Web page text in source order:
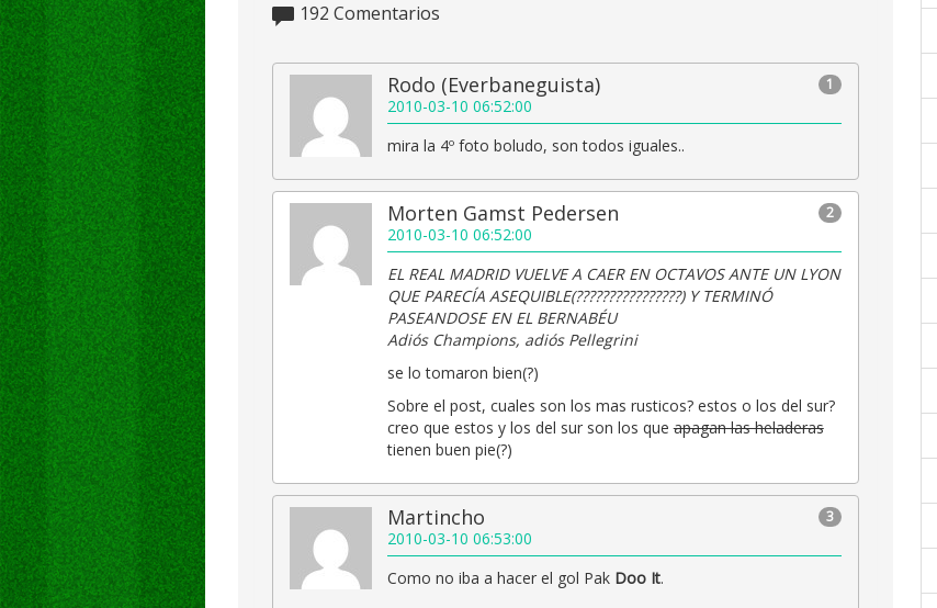
192 Comentarios
1
Rodo (Everbaneguista)
2010-03-10 06:52:00
mira la 4º foto boludo, son todos iguales..
2
Morten Gamst Pedersen
2010-03-10 06:52:00
EL REAL MADRID VUELVE A CAER EN OCTAVOS ANTE UN LYON
QUE PARECÍA ASEQUIBLE(????????????????) Y TERMINÓ
PASEANDOSE EN EL BERNABÉU
Adiós Champions, adiós Pellegrini
se lo tomaron bien(?)
Sobre el post, cuales son los mas rusticos? estos o los del sur?
creo que estos y los del sur son los queapagan las heladeras
tienen buen pie(?)
3
Martincho
2010-03-10 06:53:00
Como no iba a hacer el gol Pak Doo It.